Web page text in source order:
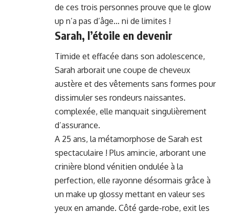
de ces trois personnes prouve que le glow
up n’a pas d’âge… ni de limites !
Sarah, l’étoile en devenir
Timide et effacée dans son adolescence,
Sarah arborait une coupe de cheveux
austère et des vêtements sans formes pour
dissimuler ses rondeurs naissantes.
complexée, elle manquait singulièrement
d’assurance.
A 25 ans, la métamorphose de Sarah est
spectaculaire ! Plus amincie, arborant une
crinière blond vénitien ondulée à la
perfection, elle rayonne désormais grâce à
un make up glossy mettant en valeur ses
yeux en amande. Côté garde-robe, exit les